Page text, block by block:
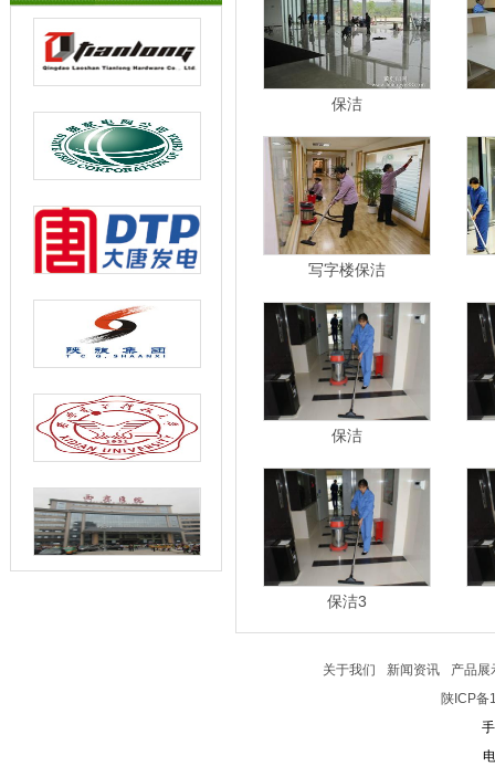
保洁
写字楼保洁
保洁
保洁3
关于我们 新闻资讯
产品展
陕ICP备